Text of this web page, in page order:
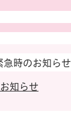
急時のお知らせ
知らせ